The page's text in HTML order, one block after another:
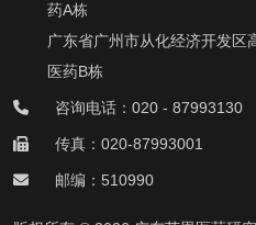
药A栋
广东省广州市从化经济开发区
医药B栋
咨询电话：020 - 87993130
传真：020-87993001
邮编：510990